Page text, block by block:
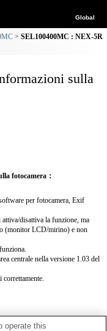
Global
SEL100400MC : NEX-5R
sulla
fotocamera：
per fotocamera, Exif
disattiva la funzione, ma
(monitor LCD/mirino) e non
centrale nella versione 1.03 del
operate this